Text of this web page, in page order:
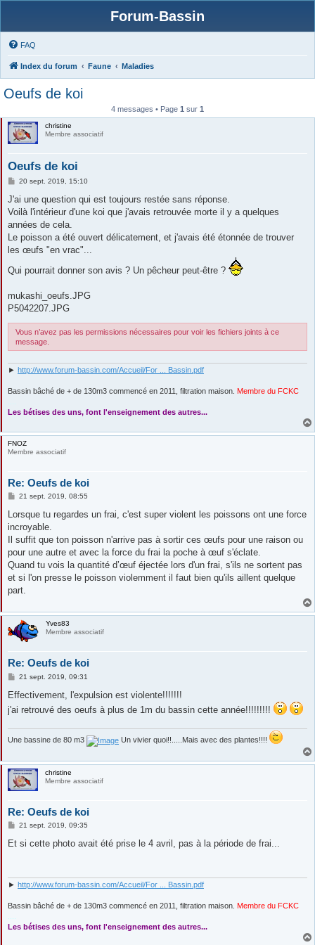
Forum-Bassin
FAQ
Index du forum Faune Maladies
Oeufs de koi
4 messages • Page 1 sur 1
christine
Membre associatif
Oeufs de koi
M
s
a
g
20 sept. 2019, 15:10
J'ai une question qui est toujours restée sans réponse.
Voilà l'intérieur d'une koi que j'avais retrouvée morte il y a quelques
années de cela.
Le poisson a été ouvert délicatement, et j'avais été étonnée de trouver
les œufs "en vrac"...
Qui pourrait donner son avis ? Un pêcheur peut-être ?
mukashi_oeufs.JPG
P5042207.JPG
Vous n’avez pas les permissions nécessaires pour voir les fichiers joints à ce
message.
► http://www.forum-bassin.com/Accueil/For ... Bassin.pdf
Bassin bâché de + de 130m3 commencé en 2011, filtration maison. Membre du FCKC
Les bétises des uns, font l'enseignement des autres...
FNOZ
Membre associatif
Re: Oeufs de koi
M
s
a
g
21 sept. 2019, 08:55
Lorsque tu regardes un frai, c'est super violent les poissons ont une force
incroyable.
Il suffit que ton poisson n'arrive pas à sortir ces œufs pour une raison ou
pour une autre et avec la force du frai la poche à œuf s'éclate.
Quand tu vois la quantité d’œuf éjectée lors d'un frai, s'ils ne sortent pas
et si l'on presse le poisson violemment il faut bien qu'ils aillent quelque
part.
Yves83
Membre associatif
Re: Oeufs de koi
M
s
a
21 sept. 2019, 09:31
Effectivement, l'expulsion est violente!!!!!!!
j'ai retrouvé des oeufs à plus de 1m du bassin cette année!!!!!!!!!
Une bassine de 80 m3 Un vivier quoi!!.....Mais avec des plantes!!!!
christine
Membre associatif
Re: Oeufs de koi
M
s
21 sept. 2019, 09:35
Et si cette photo avait été prise le 4 avril, pas à la période de frai...
► http://www.forum-bassin.com/Accueil/For ... Bassin.pdf
Bassin bâché de + de 130m3 commencé en 2011, filtration maison. Membre du FCKC
Les bétises des uns, font l'enseignement des autres...